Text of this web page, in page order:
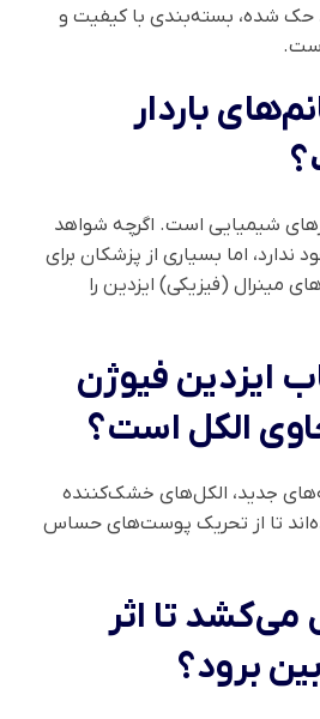
حک شده، بسته‌بندی با کیفیت و
باردار
شیمیایی است. اگرچه شواهد
اما بسیاری از پزشکان برای
مینرال (فیزیکی) ایزدین را
ایزدین فیوژن
الکل است؟
جدید، الکل‌های خشک‌کننده
تا از تحریک پوست‌های حساس
می‌کشد تا اثر
برود؟